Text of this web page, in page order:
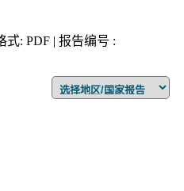
式: PDF | 报告编号 :